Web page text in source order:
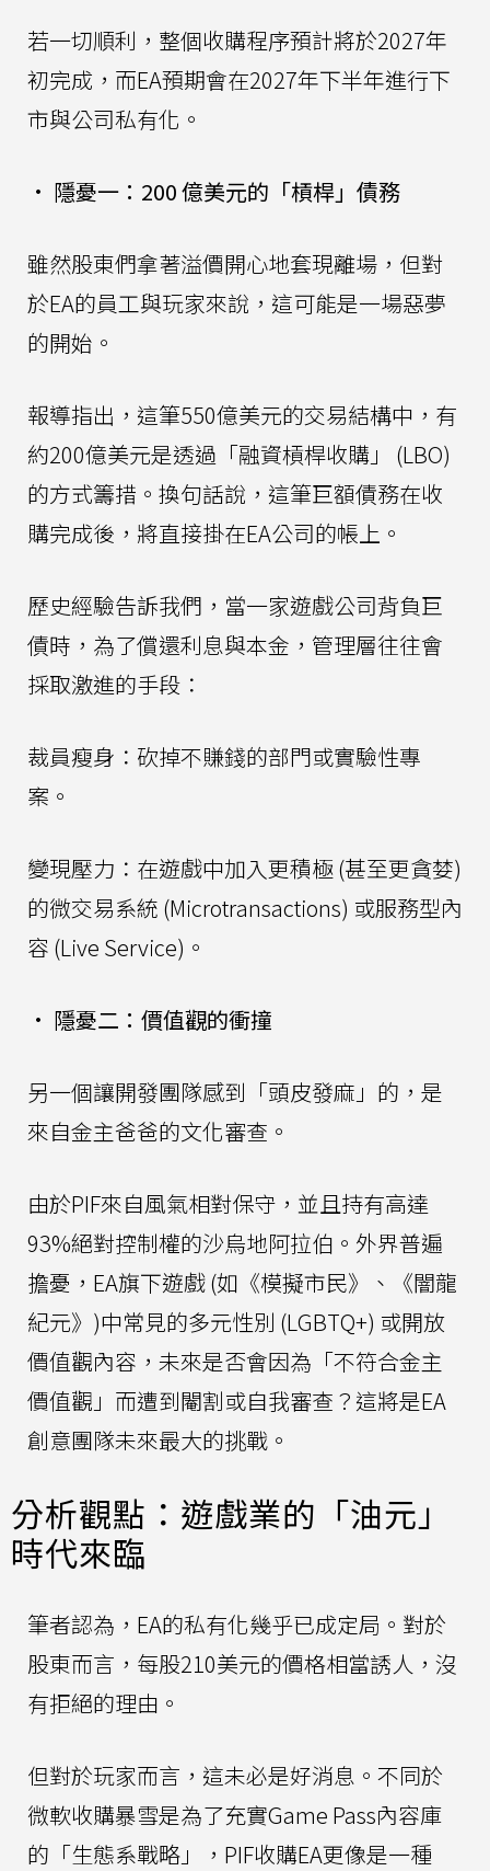
若一切順利，整個收購程序預計將於2027年
初完成，而EA預期會在2027年下半年進行下
市與公司私有化。
• 隱憂一：200 億美元的「槓桿」債務
雖然股東們拿著溢價開心地套現離場，但對
於EA的員工與玩家來說，這可能是一場惡夢
的開始。
報導指出，這筆550億美元的交易結構中，有
約200億美元是透過「融資槓桿收購」 (LBO)
的方式籌措。換句話說，這筆巨額債務在收
購完成後，將直接掛在EA公司的帳上。
歷史經驗告訴我們，當一家遊戲公司背負巨
債時，為了償還利息與本金，管理層往往會
採取激進的手段：
裁員瘦身：砍掉不賺錢的部門或實驗性專
案。
變現壓力：在遊戲中加入更積極 (甚至更貪婪)
的微交易系統 (Microtransactions) 或服務型內
容 (Live Service)。
• 隱憂二：價值觀的衝撞
另一個讓開發團隊感到「頭皮發麻」的，是
來自金主爸爸的文化審查。
由於PIF來自風氣相對保守，並且持有高達
93%絕對控制權的沙烏地阿拉伯。外界普遍
擔憂，EA旗下遊戲 (如《模擬市民》、《闇龍
紀元》)中常見的多元性別 (LGBTQ+) 或開放
價值觀內容，未來是否會因為「不符合金主
價值觀」而遭到閹割或自我審查？這將是EA
創意團隊未來最大的挑戰。
分析觀點：遊戲業的「油元」
時代來臨
筆者認為，EA的私有化幾乎已成定局。對於
股東而言，每股210美元的價格相當誘人，沒
有拒絕的理由。
但對於玩家而言，這未必是好消息。不同於
微軟收購暴雪是為了充實Game Pass內容庫
的「生態系戰略」，PIF收購EA更像是一種